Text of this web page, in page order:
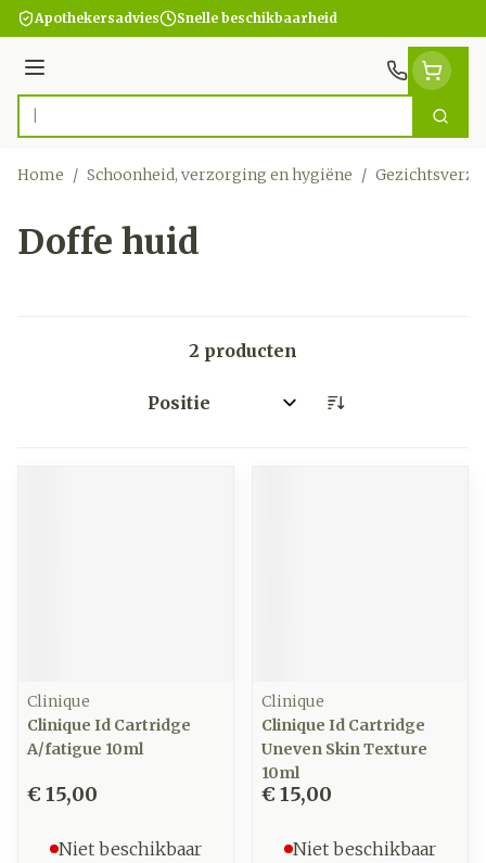
Ga naar de inhoud
Apothekersadvies Snelle beschikbaarheid
Menu
Product, merk, categorie... Zoek
Home / Schoonheid, verzorging en hygiëne /
Doffe huid
2 producten
Sorteer op:
Clinique
Clinique Id Cartridge
A/fatigue 10ml
€ 15,00
Niet beschikbaar
Clinique
Clinique Id Cartridge
Uneven Skin Texture
10ml
€ 15,00
Niet beschikbaar